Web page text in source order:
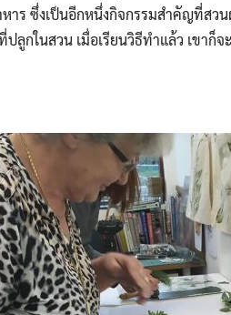
าร ซึ่งเป็นอีกหนึ่งกิจกรรมสำคัญที่สว
ลูกในสวน เมื่อเรียนวิธีทำแล้ว เขา